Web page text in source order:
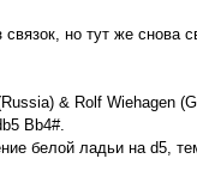
но тут же
& Rolf Wiehagen
Bb4#.
белой ладьи на d5,